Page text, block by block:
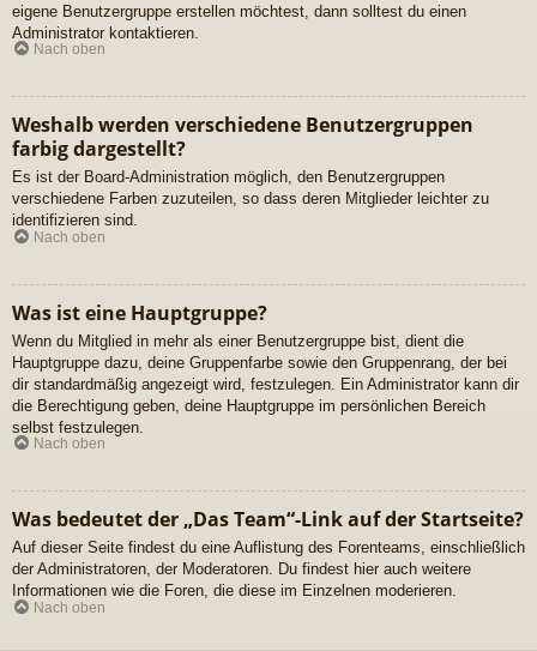
eigene Benutzergruppe erstellen möchtest, dann solltest du einen
Administrator kontaktieren.
Nach oben
Weshalb werden verschiedene Benutzergruppen
farbig dargestellt?
Es ist der Board-Administration möglich, den Benutzergruppen
verschiedene Farben zuzuteilen, so dass deren Mitglieder leichter zu
identifizieren sind.
Nach oben
Was ist eine Hauptgruppe?
Wenn du Mitglied in mehr als einer Benutzergruppe bist, dient die
Hauptgruppe dazu, deine Gruppenfarbe sowie den Gruppenrang, der bei
dir standardmäßig angezeigt wird, festzulegen. Ein Administrator kann dir
die Berechtigung geben, deine Hauptgruppe im persönlichen Bereich
selbst festzulegen.
Nach oben
Was bedeutet der „Das Team“-Link auf der Startseite?
Auf dieser Seite findest du eine Auflistung des Forenteams, einschließlich
der Administratoren, der Moderatoren. Du findest hier auch weitere
Informationen wie die Foren, die diese im Einzelnen moderieren.
Nach oben